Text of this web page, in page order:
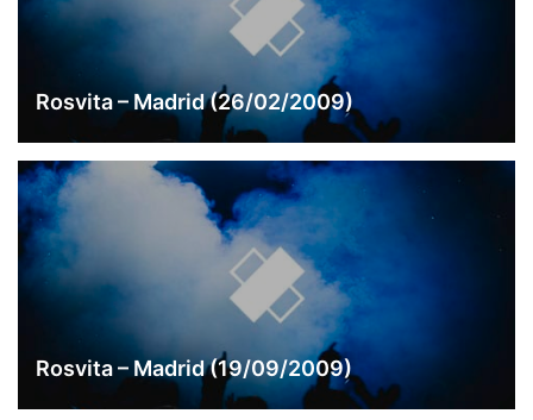
Rosvita – Madrid (26/02/2009)
Rosvita – Madrid (19/09/2009)